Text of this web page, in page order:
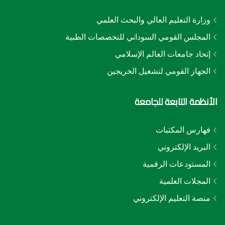
وزارة التعليم العالي والبحث العلمي
المجلس القومي السوداني للتخصصات الطبية
إتحاد جامعات العالم الإسلامي
الجهاز القومي لتشغيل الخريجين
الأنظمة التابعة للجامعة
فهارس المكتبات
البريد الإلكتروني
المستودعات الرقمية
المجلات العلمية
منصة التعليم الإلكتروني